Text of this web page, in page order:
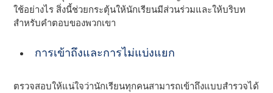
ใช้อย่างไร สิ่งนี้ช่วยกระตุ้นให้นักเรียนมีส่วนร่วมและให้บริบท
สําหรับคําตอบของพวกเขา
การเข้าถึงและการไม่แบ่งแยก
ตรวจสอบให้แน่ใจว่านักเรียนทุกคนสามารถเข้าถึงแบบสํารวจได้